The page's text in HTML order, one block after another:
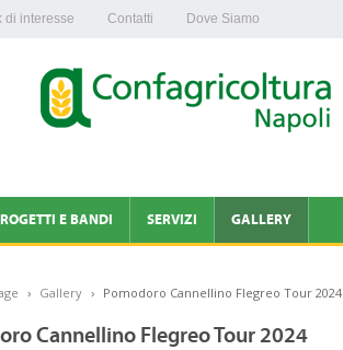
di interesse Contatti Dove Siamo
E BANDI SERVIZI GALLERY
› Gallery › Pomodoro Cannellino Flegreo Tour 2024
Cannellino Flegreo Tour 2024